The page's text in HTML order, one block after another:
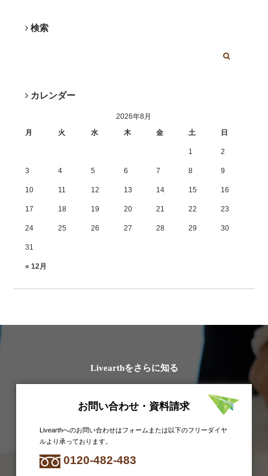
検索
カレンダー
2026年8月
月 火 水 木 金 土 日
« 12月
1 2
3 4 5 6 7 8 9
10 11 12 13 14 15 16
17 18 19 20 21 22 23
24 25 26 27 28 29 30
31
Livearthをさらに知る
お問い合わせ・資料請求
Livearthへのお問い合わせはフォームまたは以下のフリーダイヤ
ルより承っております。
0120-482-483